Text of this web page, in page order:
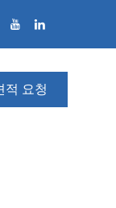
적 요청